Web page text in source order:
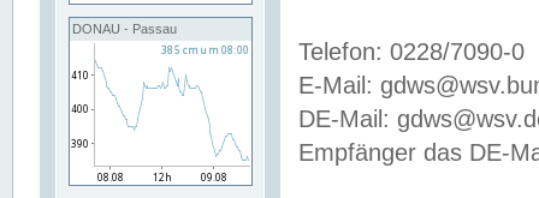
DONAU - Passau
Telefon: 0228/7090-0
E-Mail:
DE-Mail:
Empfänger das DE-